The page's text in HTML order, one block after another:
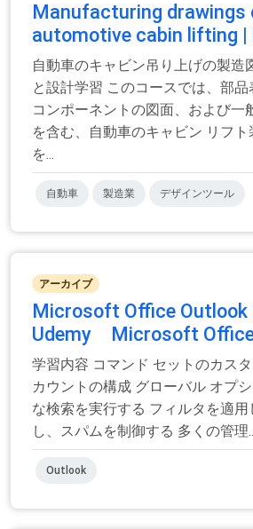
Manufacturing drawings
automotive cabin lifting |
自動車のキャビン吊り上げの製造
と設計学習 このコースでは、部
コンポーネントの図面、および一
を含む、自動車のキャビン リフ
を...
自動車 製造業 デザインツール
アーカイブ
Microsoft Office Outlook
Udemy Microsoft Office
学習内容 コマンド セットのカス
カウントの構成 グローバル オプ
な検索を実行する フィルタを適
し、スパムを制御する 多くの管理
Outlook